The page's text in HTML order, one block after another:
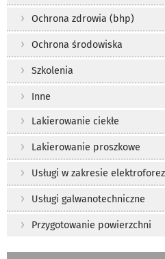
Ochrona zdrowia (bhp)
Ochrona środowiska
Szkolenia
Inne
Lakierowanie ciekłe
Lakierowanie proszkowe
Usługi w zakresie
Usługi galwanotechniczne
Przygotowanie powierzchni